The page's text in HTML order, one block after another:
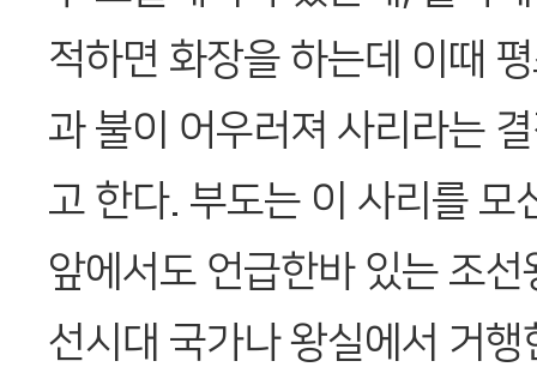
적하면 화장을 하는데 이때
과 불이 어우러져 사리라는
고 한다. 부도는 이 사리를 모
앞에서도 언급한바 있는 조
선시대 국가나 왕실에서 거행